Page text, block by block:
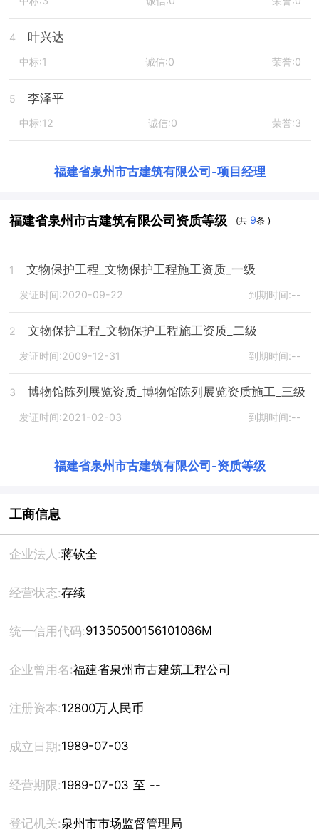
4 叶兴达
中标:1 诚信:0 荣誉:0
5 李泽平
中标:12 诚信:0 荣誉:3
福建省泉州市古建筑有限公司 -项目经理
福建省泉州市古建筑有限公司资质等级 (共 9条 )
1 文物保护工程_文物保护工程施工资质_一级
发证时间:2020-09-22 到期时间:--
2 文物保护工程_文物保护工程施工资质_二级
发证时间:2009-12-31 到期时间:--
3 博物馆陈列展览资质_博物馆陈列展览资质施工_三级
发证时间:2021-02-03 到期时间:--
福建省泉州市古建筑有限公司 -资质等级
工商信息
企业法人:蒋钦全
经营状态:存续
统一信用代码:91350500156101086M
企业曾用名:福建省泉州市古建筑工程公司
注册资本:12800万人民币
成立日期:1989-07-03
经营期限: 1989-07-03 至 --
登记机关:泉州市市场监督管理局